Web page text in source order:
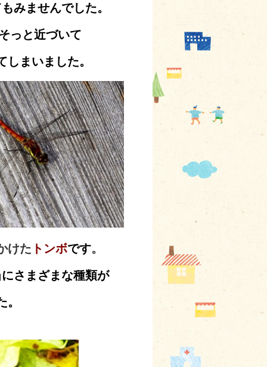
みませんでした。
っと近づいて
まいました。
けた トンボです。
さまざまな種類が